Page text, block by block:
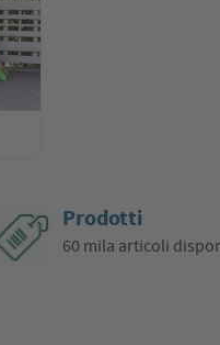
Prodotti
60 mila articoli